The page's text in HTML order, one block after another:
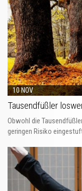
10 NOV
Tausendfüßler
Obwohl die
geringen Risiko